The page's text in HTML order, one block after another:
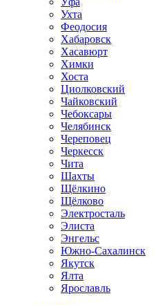
Ухта
Феодосия
Хабаровск
Хасавюрт
Химки
Хоста
Циолковский
Чайковский
Чебоксары
Челябинск
Череповец
Черкесск
Чита
Шахты
Щёлкино
Щёлково
Электросталь
Элиста
Энгельс
Южно-Сахалинск
Якутск
Ялта
Ярославль